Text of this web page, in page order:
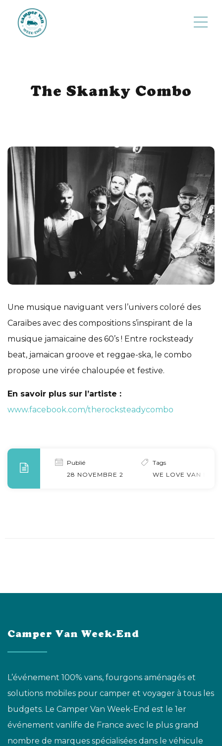
The Skanky Combo
Une musique naviguant vers l’univers coloré des
Caraïbes avec des compositions s’inspirant de la
musique jamaïcaine des 60’s ! Entre rocksteady
beat, jamaican groove et reggae-ska, le combo
propose une virée chaloupée et festive.
En savoir plus sur l’artiste :
www.facebook.com/therocksteadycombo
Publié
28 NOVEMBRE 2023
Tags
WE LOVE VAN
Camper Van Week-End
L’événement 100% vans, fourgons aménagés et
solutions mobiles pour camper et voyager à tous les
budgets. Le Camper Van Week-End est le 1er
événement vanlife de France avec le plus grand
nombre de marques spécialisées dans le véhicule